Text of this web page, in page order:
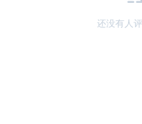
还没有人